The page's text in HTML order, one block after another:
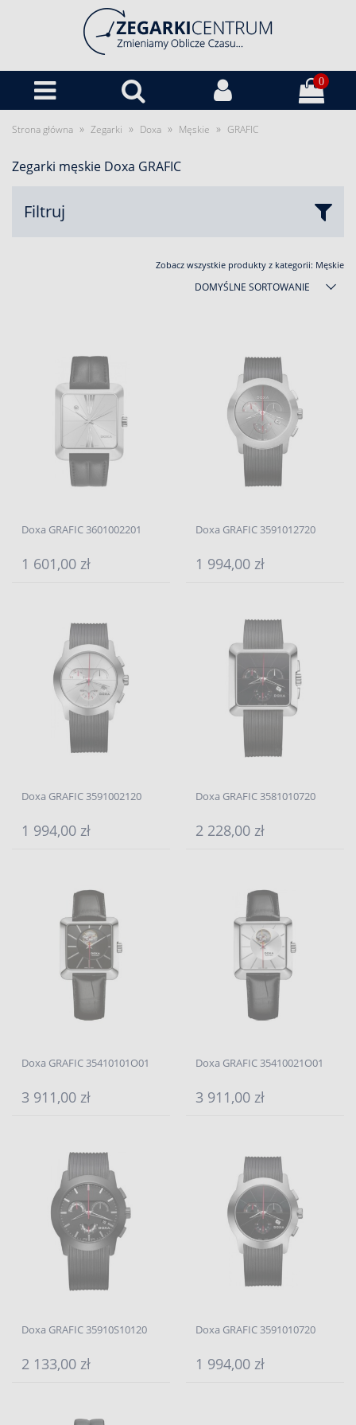
0
Strona główna » Zegarki » Doxa » Męskie » GRAFIC
Zegarki męskie Doxa GRAFIC
Filtruj
Zobacz wszystkie produkty z kategorii: Męskie
DOMYŚLNE SORTOWANIE
Doxa GRAFIC 3601002201
1 601,00 zł
Doxa GRAFIC 3591012720
1 994,00 zł
Doxa GRAFIC 3591002120
1 994,00 zł
Doxa GRAFIC 3581010720
2 228,00 zł
Doxa GRAFIC 35410101O01
3 911,00 zł
Doxa GRAFIC 35410021O01
3 911,00 zł
Doxa GRAFIC 35910S10120
2 133,00 zł
Doxa GRAFIC 3591010720
1 994,00 zł